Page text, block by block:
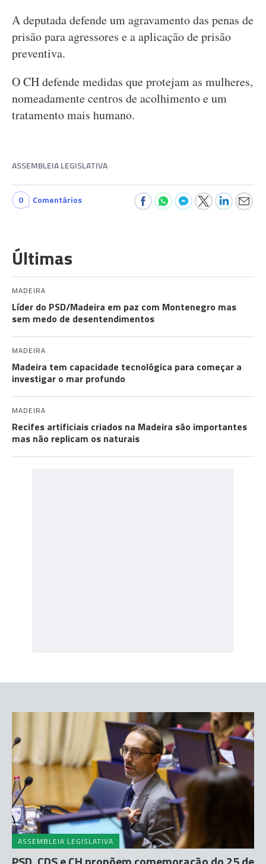
A deputada defende um agravamento das penas de
prisão para agressores e a aplicação de prisão
preventiva.
O CH defende medidas que protejam as mulheres,
nomeadamente centros de acolhimento e um
tratamento mais humano.
ASSEMBLEIA LEGISLATIVA
0 Comentários
Últimas
MADEIRA
Líder do PSD/Madeira em paz com Montenegro mas
sem medo de desentendimentos
MADEIRA
Madeira tem capacidade tecnológica para começar a
investigar o mar profundo
MADEIRA
Recifes artificiais criados na Madeira são importantes
mas não replicam os naturais
ASSEMBLEIA LEGISLATIVA